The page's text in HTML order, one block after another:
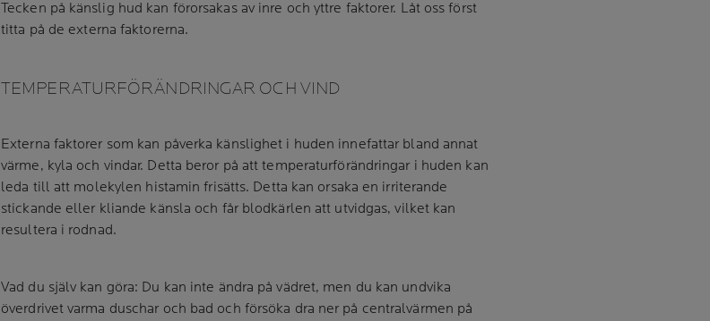
Tecken på känslig hud kan förorsakas av inre och yttre faktorer. Låt oss först
titta på de externa faktorerna.
TEMPERATURFÖRÄNDRINGAR OCH VIND
Externa faktorer som kan påverka känslighet i huden innefattar bland annat
värme, kyla och vindar. Detta beror på att temperaturförändringar i huden kan
leda till att molekylen histamin frisätts. Detta kan orsaka en irriterande
stickande eller kliande känsla och får blodkärlen att utvidgas, vilket kan
resultera i rodnad.
Vad du själv kan göra: Du kan inte ändra på vädret, men du kan undvika
överdrivet varma duschar och bad och försöka dra ner på centralvärmen på